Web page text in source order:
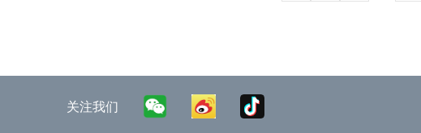
关注我们